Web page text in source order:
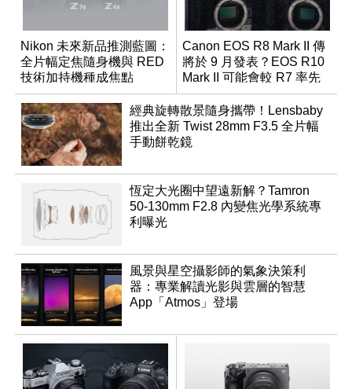
Nikon 未來新品推測藍圖：
全片幅定焦隨身機與 RED
技術加持機種成焦點
Canon EOS R8 Mark II 傳
將於 9 月發表？EOS R10
Mark II 可能會較 R7 率先
推出
經典旋轉散景隨身攜帶！Lensbaby
推出全新 Twist 28mm F3.5 全片幅
手動餅乾鏡
恆定大光圈中望遠新解？Tamron
50-130mm F2.8 內變焦光學系統專
利曝光
風景與星空攝影師的氣象決策利
器：專業解讀光影與雲層的智慧
App「Atmos」登場